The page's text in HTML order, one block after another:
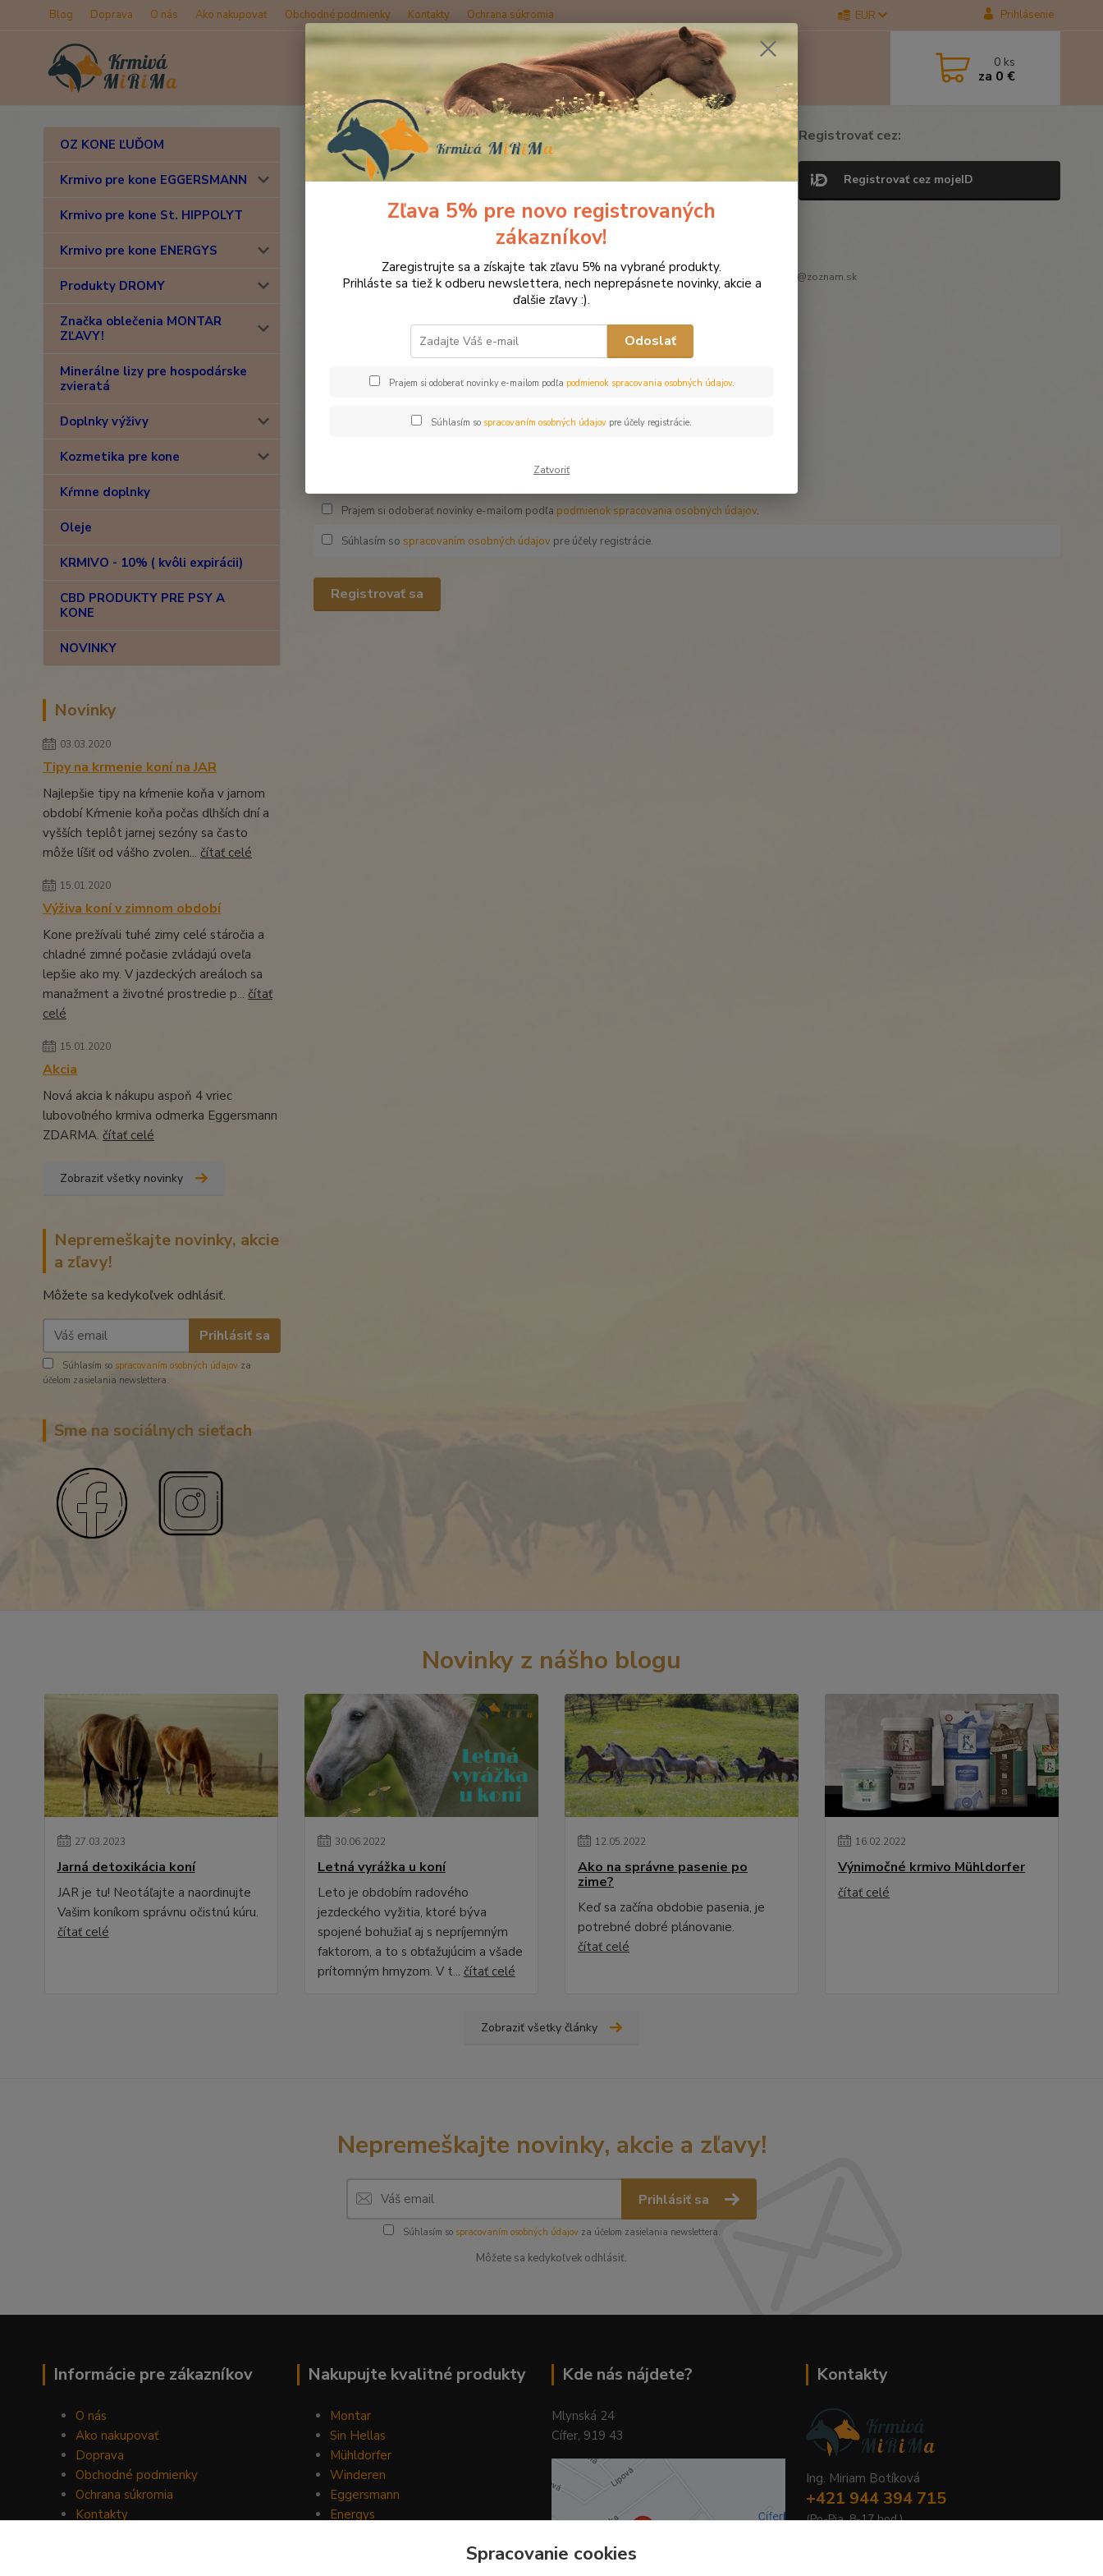
Blog Doprava O nás Ako nakupovať Obchodné podmienky Kontakty Ochrana súkromia EUR Prihlásenie
Hľadať 0 ks
za 0 €
OZ KONE ĽUĎOM
Krmivo pre kone EGGERSMANN
Krmivo pre kone St. HIPPOLYT
Krmivo pre kone ENERGYS
Produkty DROMY
Značka oblečenia MONTAR
ZĽAVY!
Minerálne lizy pre hospodárske
zvieratá
Doplnky výživy
Kozmetika pre kone
Kŕmne doplnky
Oleje
KRMIVO - 10% ( kvôli expirácii)
CBD PRODUKTY PRE PSY A
KONE
NOVINKY
Novinky
03.03.2020
Tipy na krmenie koní na JAR
Najlepšie tipy na kŕmenie koňa v jarnom
období Kŕmenie koňa počas dlhších dní a
vyšších teplôt jarnej sezóny sa často
môže líšiť od vášho zvolen... čítať celé
15.01.2020
Výživa koní v zimnom období
Kone prežívali tuhé zimy celé stáročia a
chladné zimné počasie zvládajú oveľa
lepšie ako my. V jazdeckých areáloch sa
manažment a životné prostredie p... čítať
celé
15.01.2020
Akcia
Nová akcia k nákupu aspoň 4 vriec
lubovoľného krmiva odmerka Eggersmann
ZDARMA. čítať celé
Zobraziť všetky novinky
Nepremeškajte novinky, akcie
a zľavy!
Môžete sa kedykoľvek odhlásiť.
Prihlásiť sa
Súhlasím so spracovaním osobných údajov za
účelom zasielania newslettera.
Sme na sociálnych sieťach
Registrácia
Registrovať cez:
Registrovať cez mojeID
Email * Napr. peternovak@zoznam.sk
Prajem si odoberať novinky e-mailom podľa podmienok spracovania osobných údajov.
Súhlasím so spracovaním osobných údajovpre účely registrácie.
Registrovať sa
Novinky z nášho blogu
27.03.2023
Jarná detoxikácia koní
JAR je tu! Neotáľajte a naordinujte
Vašim koníkom správnu očistnú kúru.
čítať celé
30.06.2022
Letná vyrážka u koní
Leto je obdobím radového
jezdeckého vyžitia, ktoré býva
spojené bohužiaľ aj s nepríjemným
faktorom, a to s obťažujúcim a všade
prítomným hmyzom. V t... čítať celé
12.05.2022
Ako na správne pasenie po
zime?
Keď sa začína obdobie pasenia, je
potrebné dobré plánovanie.
čítať celé
16.02.2022
Výnimočné krmivo Mühldorfer
čítať celé
Zobraziť všetky články
Nepremeškajte novinky, akcie a zľavy!
Prihlásiť sa
Súhlasím so spracovaním osobných údajovza účelom zasielania newslettera.
Môžete sa kedykoľvek odhlásiť.
Informácie pre zákazníkov
O nás
Ako nakupovať
Doprava
Obchodné podmienky
Ochrana súkromia
Kontakty
Nakupujte kvalitné produkty
Montar
Sin Hellas
Mühldorfer
Winderen
Eggersmann
Energys
Kde nás nájdete?
Mlynská 24
Cífer, 919 43
Kontakty
Ing. Miriam Botíková
+421 944 394 715
(Po-Pia, 8-17 hod.)
Zľava 5% pre novo registrovaných
zákazníkov!
Zaregistrujte sa a získajte tak zľavu 5% na vybrané produkty.
Prihláste sa tiež k odberu newslettera, nech neprepásnete novinky, akcie a
ďalšie zľavy :).
Odoslať
Prajem si odoberať novinky e-mailom podľa podmienok spracovania osobných údajov.
Súhlasím so spracovaním osobných údajov pre účely registrácie.
Zatvoriť
Spracovanie cookies